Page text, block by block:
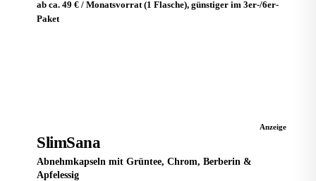
ab ca. 49 € / Monatsvorrat (1 Flasche), günstiger im 3er-/6er-
Paket
Anzeige
SlimSana
Abnehmkapseln mit Grüntee, Chrom, Berberin &
Apfelessig